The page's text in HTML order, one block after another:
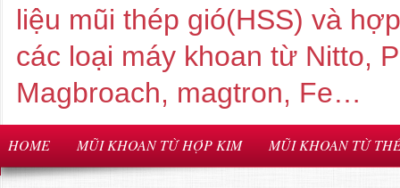
liệu mũi thép gió(HSS) và
các loại máy khoan từ Nitto,
Magbroach, magtron, Fe…
HOME MŨI KHOAN TỪ HỢP KIM MŨI KHOAN TỪ